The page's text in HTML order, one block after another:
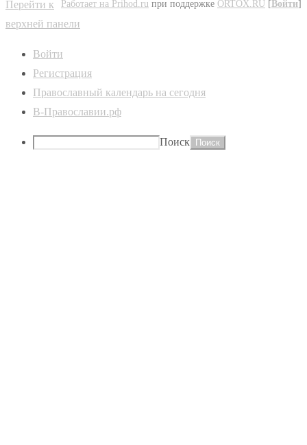
Работает на Prihod.ru при поддержке ORTOX.RU [Войти]
Перейти к
верхней панели
Войти
Регистрация
Православный календарь на сегодня
В-Православии.рф
Поиск